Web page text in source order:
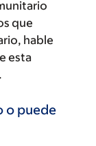
que
hable
esta
o puede